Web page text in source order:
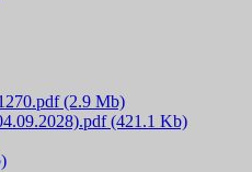
(2.9 Mb)
(421.1 Kb)